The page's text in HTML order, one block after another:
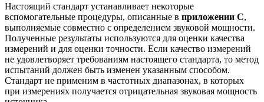
Настоящий стандарт устанавливает некоторые
вспомогательные процедуры, описанные в приложении С,
выполняемые совместно с определением звуковой мощности.
Полученные результаты используются для оценки качества
измерений и для оценки точности. Если качество измерений
не удовлетворяет требованиям настоящего стандарта, то метод
испытаний должен быть изменен указанным способом.
Стандарт не применим в частотных диапазонах, в которых
при измерениях получается отрицательная звуковая мощность